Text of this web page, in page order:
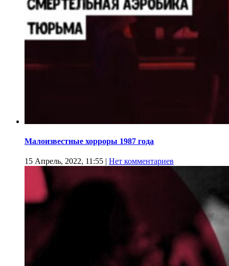
Малоизвестные хорроры 1987 года
15 Апрель, 2022, 11:55 | Нет комментариев